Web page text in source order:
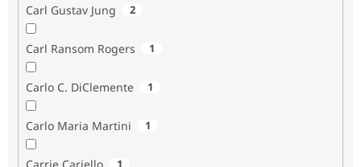
Carl Gustav Jung 2
Carl Ransom Rogers 1
Carlo C. DiClemente 1
Carlo Maria Martini 1
1